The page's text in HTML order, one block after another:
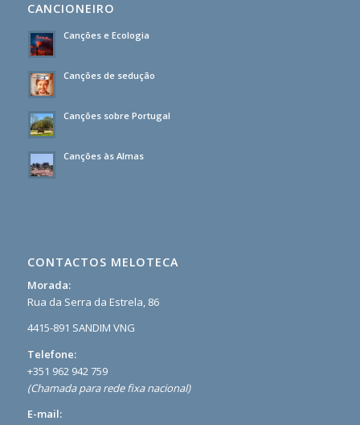
CANCIONEIRO
Canções e Ecologia
Canções de sedução
Canções sobre Portugal
Canções às Almas
CONTACTOS MELOTECA
Morada:
Rua da Serra da Estrela, 86
4415-891 SANDIM VNG
Telefone:
+351 962 942 759
(Chamada para rede fixa nacional)
E-mail: